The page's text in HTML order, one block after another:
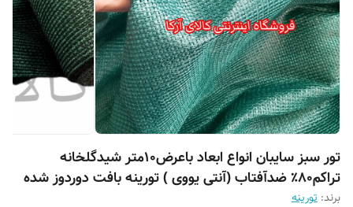
تور سبز سایبان انواع ابعاد باعرض۱۰متر شیدگلخانه
تراکم۸۰٪ ضدآفتاب (آنتی یووی ) تورینه بافت دوردوز شده
برند: تورینه